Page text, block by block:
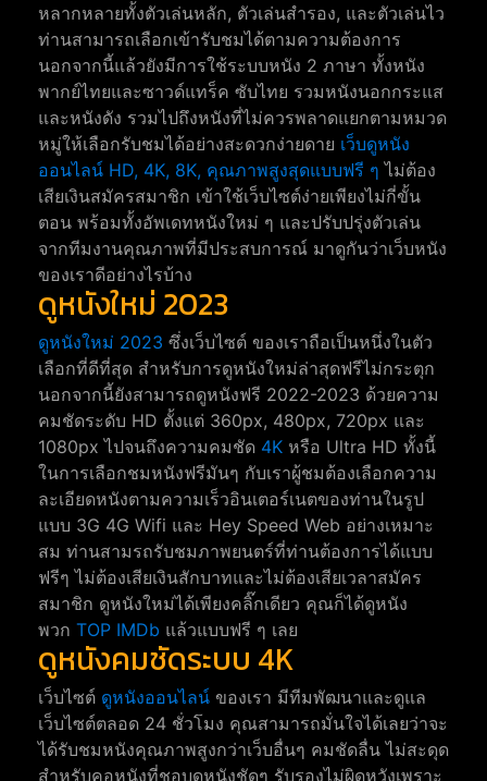
หลากหลายทั้งตัวเล่นหลัก, ตัวเล่นสำรอง, และตัวเล่นไว
ท่านสามารถเลือกเข้ารับชมได้ตามความต้องการ
นอกจากนี้แล้วยังมีการใช้ระบบหนัง 2 ภาษา ทั้งหนัง
พากย์ไทยและซาวด์แทร็ค ซับไทย รวมหนังนอกกระแส
และหนังดัง รวมไปถึงหนังที่ไม่ควรพลาดแยกตามหมวด
หมู่ให้เลือกรับชมได้อย่างสะดวกง่ายดาย เว็บดูหนัง
ออนไลน์ HD, 4K, 8K, คุณภาพสูงสุดแบบฟรี ๆ ไม่ต้อง
เสียเงินสมัครสมาชิก เข้าใช้เว็บไซต์ง่ายเพียงไม่กี่ขั้น
ตอน พร้อมทั้งอัพเดทหนังใหม่ ๆ และปรับปรุ่งตัวเล่น
จากทีมงานคุณภาพที่มีประสบการณ์ มาดูกันว่าเว็บหนัง
ของเราดีอย่างไรบ้าง
ดูหนังใหม่ 2023
ดูหนังใหม่ 2023 ซึ่งเว็บไซต์ ของเราถือเป็นหนึ่งในตัว
เลือกที่ดีที่สุด สำหรับการดูหนังใหม่ล่าสุดฟรีไม่กระตุก
นอกจากนี้ยังสามารถดูหนังฟรี 2022-2023 ด้วยความ
คมชัดระดับ HD ตั้งแต่ 360px, 480px, 720px และ
1080px ไปจนถึงความคมชัด 4K หรือ Ultra HD ทั้งนี้
ในการเลือกชมหนังฟรีมันๆ กับเราผู้ชมต้องเลือกความ
ละเอียดหนังตามความเร็วอินเตอร์เนตของท่านในรูป
แบบ 3G 4G Wifi และ Hey Speed Web อย่างเหมาะ
สม ท่านสามรถรับชมภาพยนตร์ที่ท่านต้องการได้แบบ
ฟรีๆ ไม่ต้องเสียเงินสักบาทและไม่ต้องเสียเวลาสมัคร
สมาชิก ดูหนังใหม่ได้เพียงคลิ๊กเดียว คุณก็ได้ดูหนัง
พวก TOP IMDb แล้วแบบฟรี ๆ เลย
ดูหนังคมชัดระบบ 4K
เว็บไซต์ ดูหนังออนไลน์ ของเรา มีทีมพัฒนาและดูแล
เว็บไซต์ตลอด 24 ชั่วโมง คุณสามารถมั่นใจได้เลยว่าจะ
ได้รับชมหนังคุณภาพสูงกว่าเว็บอื่นๆ คมชัดลื่น ไม่สะดุด
สำหรับคอหนังที่ชอบดูหนังชัดๆ รับรองไม่ผิดหวังเพราะ